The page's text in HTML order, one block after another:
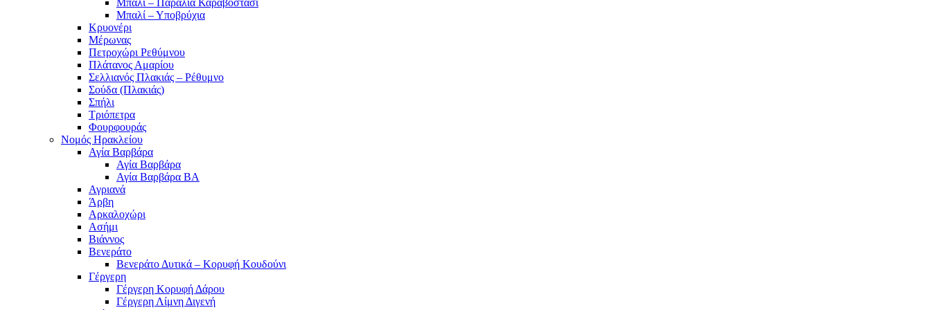
Μπαλί – Παραλία Καραβοστάσι
Μπαλί – Υποβρύχια
Κρυονέρι
Μέρωνας
Πετροχώρι Ρεθύμνου
Πλάτανος Αμαρίου
Σελλιανός Πλακιάς – Ρέθυμνο
Σούδα (Πλακιάς)
Σπήλι
Τριόπετρα
Φουρφουράς
Νομός Ηρακλείου
Αγία Βαρβάρα
Αγία Βαρβάρα
Αγία Βαρβάρα ΒΑ
Αγριανά
Άρβη
Αρκαλοχώρι
Ασήμι
Βιάννος
Βενεράτο
Βενεράτο Δυτικά – Κορυφή Κουδούνι
Γέργερη
Γέργερη Κορυφή Δάρου
Γέργερη Λίμνη Διγενή